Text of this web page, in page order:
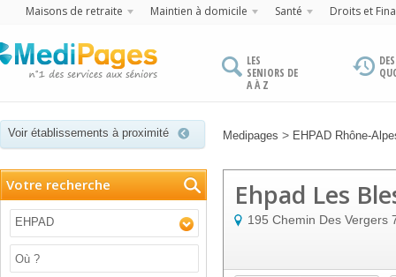
Maisons de retraite Maintien à domicile Santé Droits et
LES
SENIORS DE
A À Z
Voir établissements à proximité Medipages > EHPAD Rhône-
Votre recherche
EHPAD
Ehpad Les
195 Chemin Des Vergers